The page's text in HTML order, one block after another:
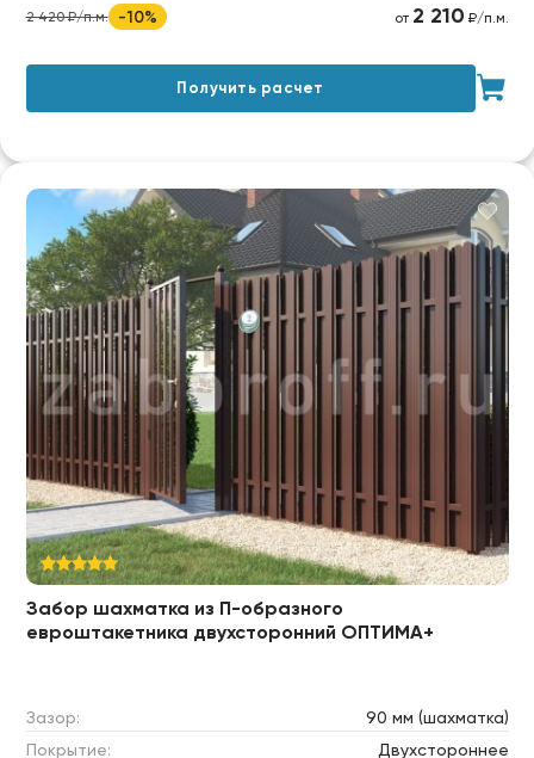
2 420 ₽/п.м. -10% от 2 210 ₽/п.м.
Получить расчет
Забор шахматка из П-образного
евроштакетника двухсторонний ОПТИМА+
Зазор:
90 мм (шахматка)
Покрытие:
Двухстороннее